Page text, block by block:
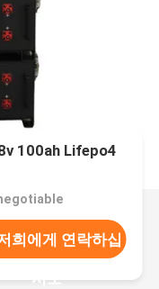
100ah Lifepo4
희에게 연락하십
시오